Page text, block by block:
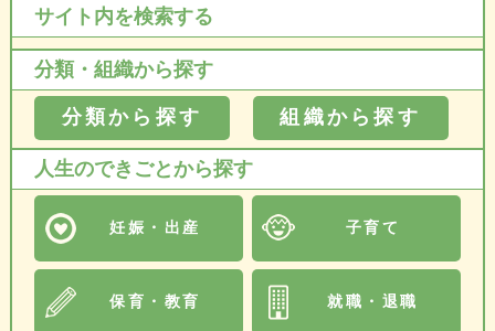
サイト内を検索する
分類・組織から探す
分類から探す 組織から探す
人生のできごとから探す
妊娠・出産 子育て
保育・教育 就職・退職